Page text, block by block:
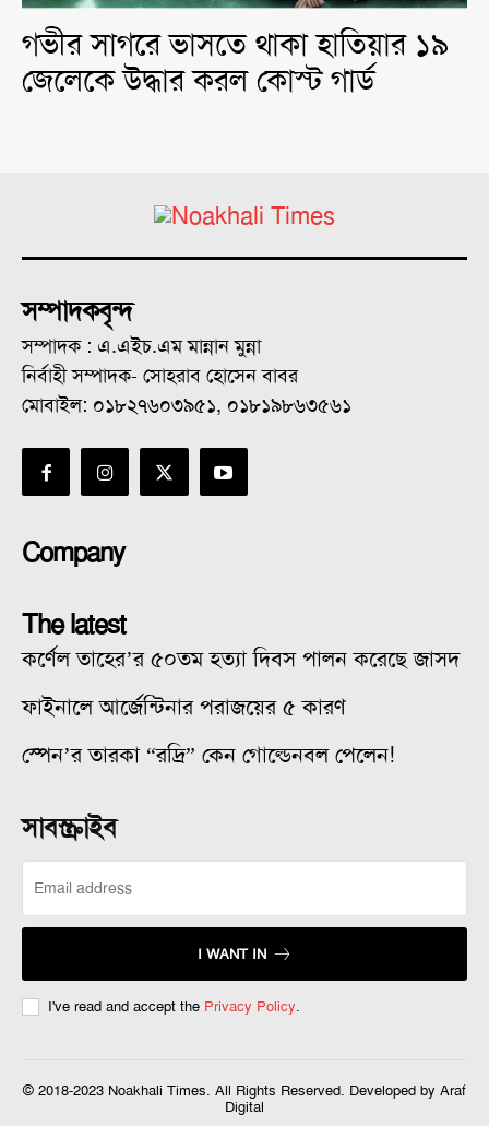
গভীর সাগরে ভাসতে থাকা হাতিয়ার ১৯
জেলেকে উদ্ধার করল কোস্ট গার্ড
সম্পাদকবৃন্দ
সম্পাদক : এ.এইচ.এম মান্নান মুন্না
নির্বাহী সম্পাদক- সোহরাব হোসেন বাবর
মোবাইল: ০১৮২৭৬০৩৯৫১, ০১৮১৯৮৬৩৫৬১
Company
The latest
কর্ণেল তাহের’র ৫০তম হত্যা দিবস পালন করেছে জাসদ
ফাইনালে আর্জেন্টিনার পরাজয়ের ৫ কারণ
স্পেন’র তারকা “রদ্রি” কেন গোল্ডেনবল পেলেন!
সাবস্ক্রাইব
I WANT IN
I've read and accept the Privacy Policy.
© 2018-2023 Noakhali Times. All Rights Reserved. Developed by Araf
Digital